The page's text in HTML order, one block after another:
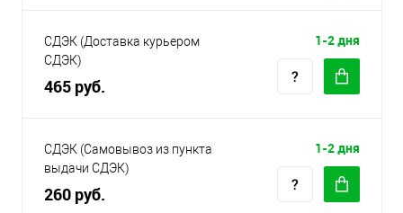
СДЭК (Доставка курьером
СДЭК)
465 руб.
1-2 дня
СДЭК (Самовывоз из пункта
выдачи СДЭК)
260 руб.
1-2 дня